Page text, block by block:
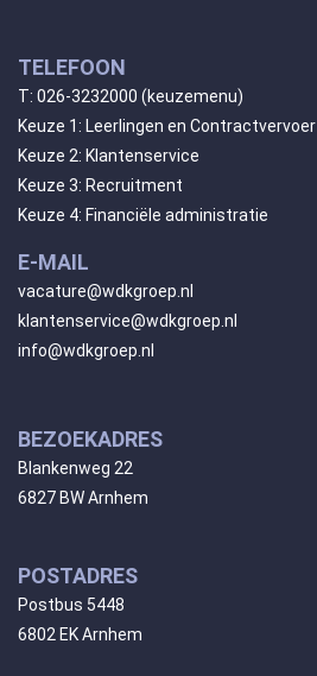
TELEFOON
T: 026-3232000 (keuzemenu)
Keuze 1: Leerlingen en Contractvervoer
Keuze 2: Klantenservice
Keuze 3: Recruitment
Keuze 4: Financiële administratie
E-MAIL
vacature@wdkgroep.nl
klantenservice@wdkgroep.nl
info@wdkgroep.nl
BEZOEKADRES
Blankenweg 22
6827 BW Arnhem
POSTADRES
Postbus 5448
6802 EK Arnhem